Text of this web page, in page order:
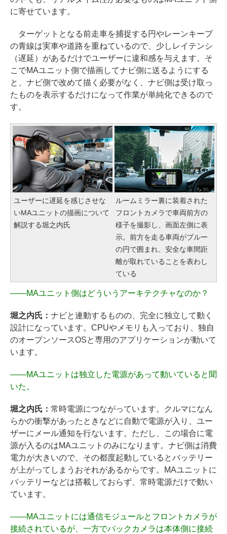
に寄せています。
ターゲットとなる前走車を捕捉する円やレーンキープ
の青線は実車や道路を重ねているので、少しレイテンシ
（遅延）があるだけでユーザーに違和感を与えます。そ
こでMAユニット側で描画してナビ側に送るようにする
と、ナビ側で改めて描く必要がなく、ナビ側は受け取っ
たものを表示するだけになって作業が単純化できるので
す。
ユーザーに遅延を感じさせな
いMAユニットの描画について
解説する堀之内氏
ルームミラー裏に装着された
フロントカメラで車両前方の
様子を撮影し、画面左側に表
示。前方を走る車両がブルー
の円で囲まれ、安全な車間距
離が取れていることを表わし
ている
――MAユニット側はどういうアーキテクチャなのか？
堀之内氏： ナビと連動するものの、完全に独立して動く
設計になっています。CPUやメモリも入っており、独自
のオープンソースOSと専用のアプリケーションが動いて
います。
――MAユニットは独立した電源があって動いていると聞
いた。
堀之内氏： 常時電源につながっています。クルマになん
らかの衝撃があったときなどに自動で電源が入り、ユー
ザーにメール通知を行ないます。ただし、この場合に電
源が入るのはMAユニットのみになります。ナビ側は消費
電力が大きいので、その都度起動しているとバッテリー
が上がってしまうおそれがあるからです。MAユニットに
バッテリーなどは搭載しておらず、常時電源だけで動い
ています。
――MAユニットには通信モジュールとフロントカメラが
接続されているが、一方でバックカメラは本体側に接続